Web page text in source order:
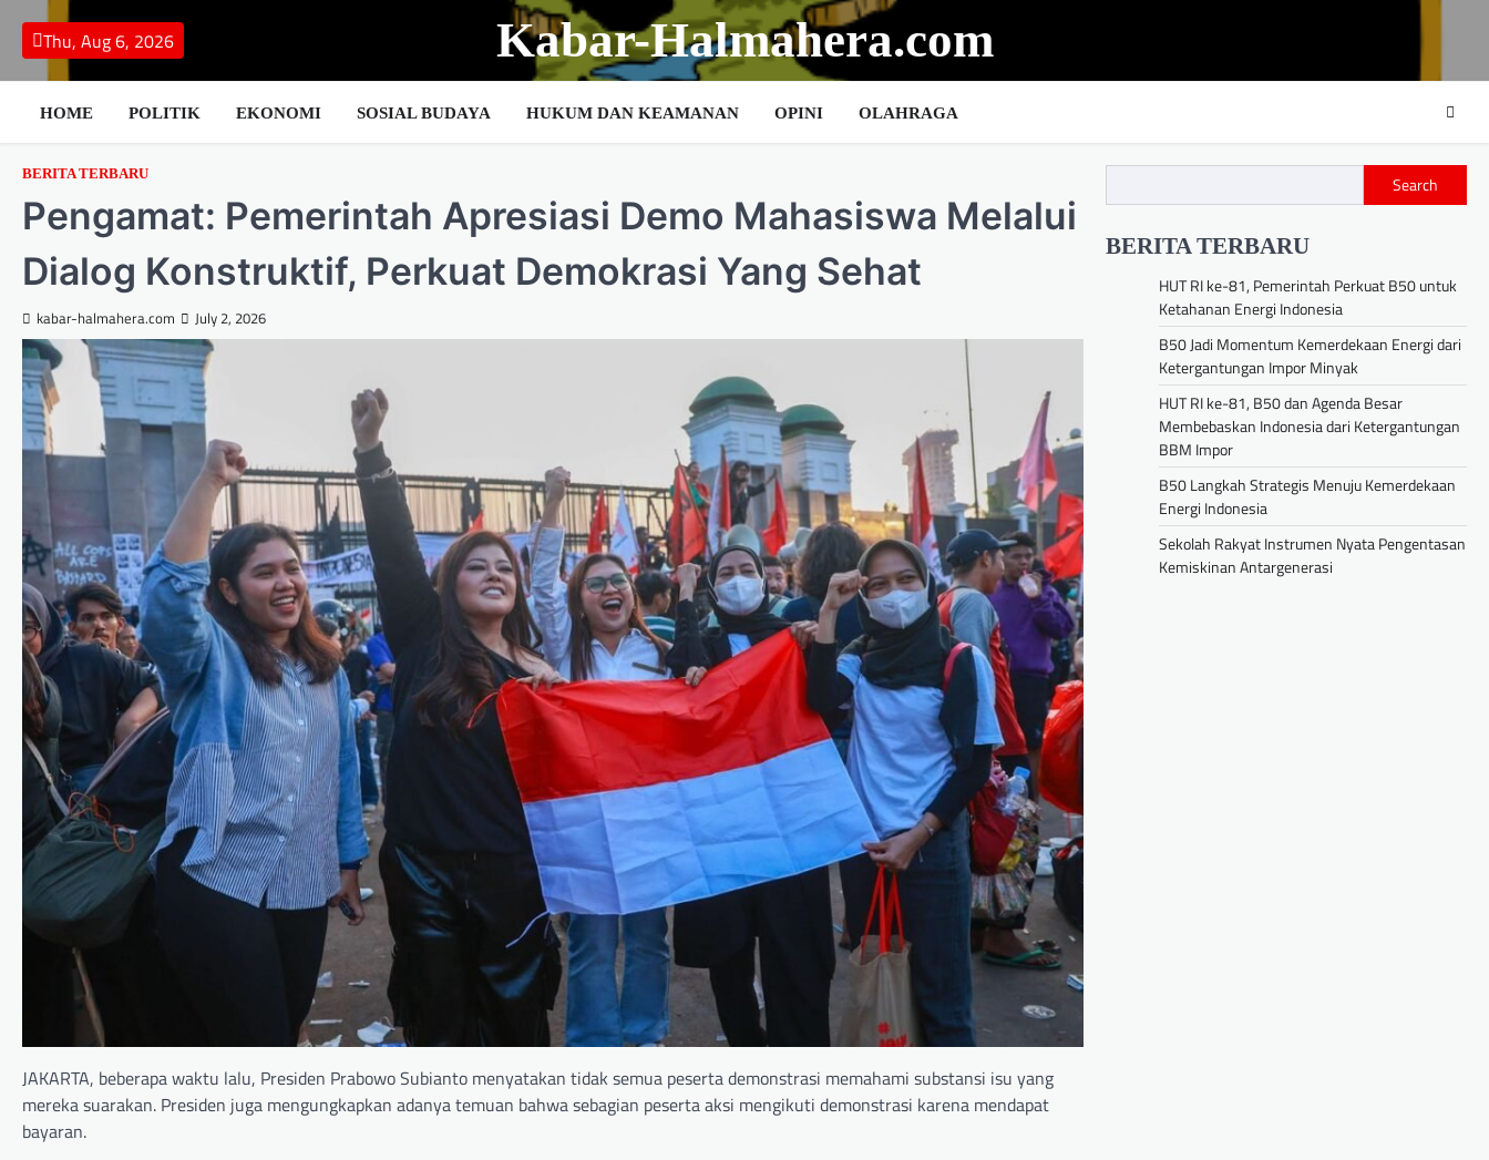
content
Thu, Aug 6, 2026 Kabar-Halmahera.com
HOME POLITIK EKONOMI SOSIAL BUDAYA HUKUM DAN KEAMANAN OPINI OLAHRAGA
BERITA TERBARU
Pengamat: Pemerintah Apresiasi Demo Mahasiswa Melalui
Dialog Konstruktif, Perkuat Demokrasi Yang Sehat
kabar-halmahera.com July 2, 2026
JAKARTA, beberapa waktu lalu, Presiden Prabowo Subianto menyatakan tidak semua peserta demonstrasi memahami substansi isu yang
mereka suarakan. Presiden juga mengungkapkan adanya temuan bahwa sebagian peserta aksi mengikuti demonstrasi karena mendapat
bayaran.
Search
BERITA TERBARU
HUT RI ke-81, Pemerintah Perkuat B50 untuk
Ketahanan Energi Indonesia
B50 Jadi Momentum Kemerdekaan Energi dari
Ketergantungan Impor Minyak
HUT RI ke-81, B50 dan Agenda Besar
Membebaskan Indonesia dari Ketergantungan
BBM Impor
B50 Langkah Strategis Menuju Kemerdekaan
Energi Indonesia
Sekolah Rakyat Instrumen Nyata Pengentasan
Kemiskinan Antargenerasi